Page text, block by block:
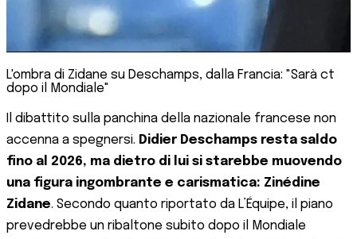
L'ombra di Zidane su Deschamps, dalla Francia: "Sarà ct
dopo il Mondiale"
Il dibattito sulla panchina della nazionale francese non
accenna a spegnersi. Didier Deschamps resta saldo
fino al 2026, ma dietro di lui si starebbe muovendo
una figura ingombrante e carismatica: Zinédine
Zidane. Secondo quanto riportato da L’Équipe, il piano
prevedrebbe un ribaltone subito dopo il Mondiale